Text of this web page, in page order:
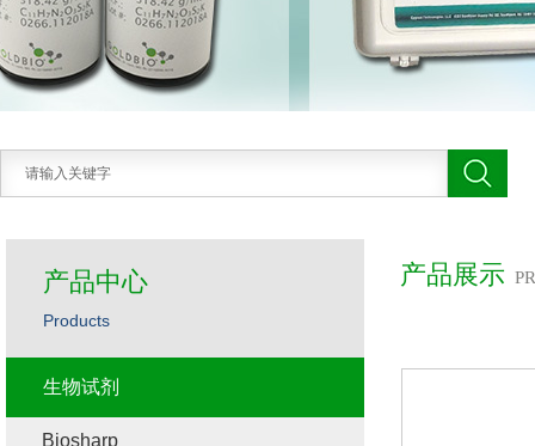
产品展示
产品中心
Products
生物试剂
Biosharp